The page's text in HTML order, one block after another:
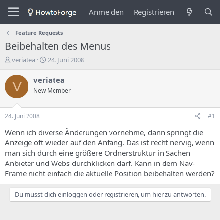
Anmelden Registrieren
Feature Requests
Beibehalten des Menus
E
s
t
e
e
r
e
s
T
h
e
m
a
veriatea
E
s
e
n
s
d
a
t
u
m
24. Juni 2008
V veriatea
New Member
24. Juni 2008 #1
Wenn ich diverse Änderungen vornehme, dann springt die
Anzeige oft wieder auf den Anfang. Das ist recht nervig, wenn
man sich durch eine größere Ordnerstruktur in Sachen
Anbieter und Webs durchklicken darf. Kann in dem Nav-
Frame nicht einfach die aktuelle Position beibehalten werden?
Du musst dich einloggen oder registrieren, um hier zu antworten.